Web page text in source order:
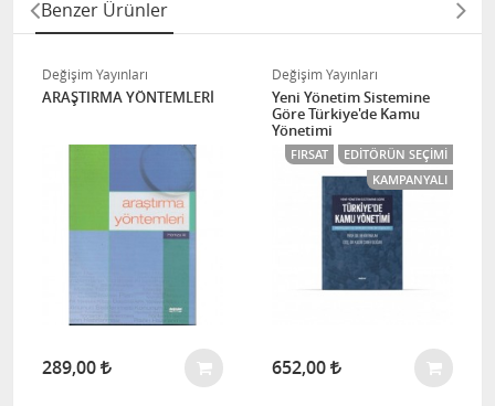
Benzer Ürünler
Değişim Yayınları
ARAŞTIRMA YÖNTEMLERİ
289,00
Değişim Yayınları
Yeni Yönetim Sistemine
Göre Türkiye'de Kamu
Yönetimi
FIRSAT
EDITÖRÜN SEÇIMI
KAMPANYALI
652,00